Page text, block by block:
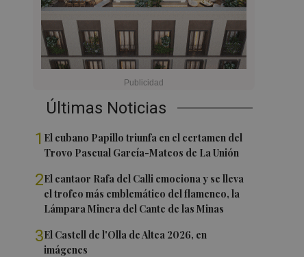
Últimas Noticias
1 El cubano Papillo triunfa en el certamen del
Trovo Pascual García-Mateos de La Unión
2El cantaor Rafa del Calli emociona y se lleva
el trofeo más emblemático del flamenco, la
Lámpara Minera del Cante de las Minas
3El Castell de l'Olla de Altea 2026, en
imágenes